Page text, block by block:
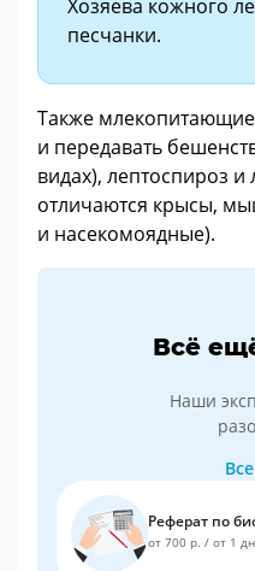
Хозяева кожного
песчанки.
Также
и передавать
видах), лептоспироз и
отличаются крысы,
и насекомоядные).
Всё
Наши
Реферат по
от 700 р. / от 1